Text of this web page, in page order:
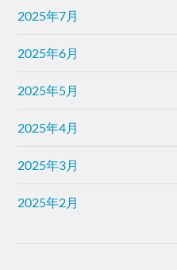
2025年7月
2025年6月
2025年5月
2025年4月
2025年3月
2025年2月